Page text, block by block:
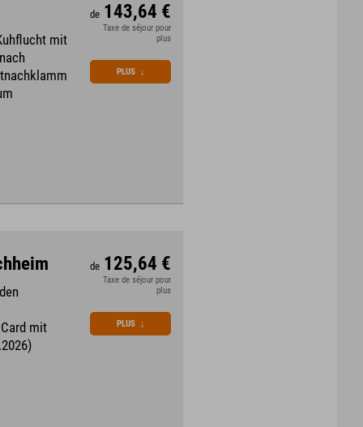
mit
de 143,64 €
Taxe de séjour pour
plus
PLUS ↓
mit
de 125,64 €
Taxe de séjour pour
plus
PLUS ↓